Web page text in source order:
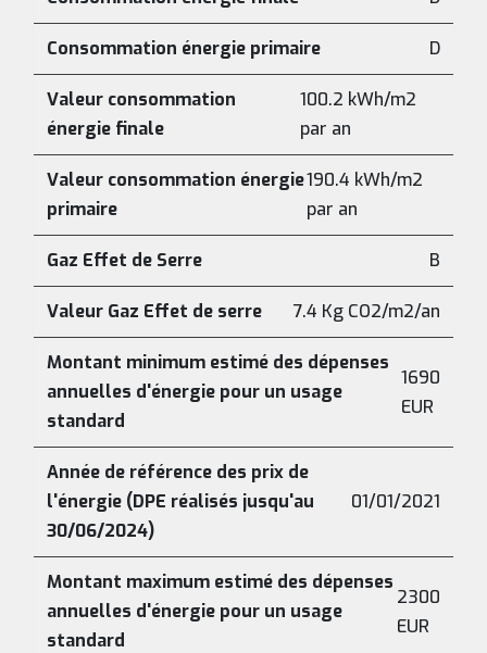
Consommation énergie primaire D
Valeur consommation
énergie finale
100.2 kWh/m2
par an
Valeur consommation énergie
primaire
190.4 kWh/m2
par an
Gaz Effet de Serre B
Valeur Gaz Effet de serre 7.4 Kg CO2/m2/an
Montant minimum estimé des dépenses
annuelles d'énergie pour un usage
standard
1690
EUR
Année de référence des prix de
l'énergie (DPE réalisés jusqu'au
30/06/2024)
01/01/2021
Montant maximum estimé des dépenses
annuelles d'énergie pour un usage
standard
2300
EUR